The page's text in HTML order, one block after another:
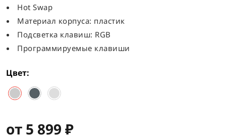
Hot Swap
Материал корпуса: пластик
Подсветка клавиш: RGB
Программируемые клавиши
Цвет
от 5 899 ₽